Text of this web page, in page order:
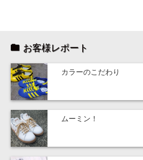
お客様レポート
カラーのこだわり
ムーミン！